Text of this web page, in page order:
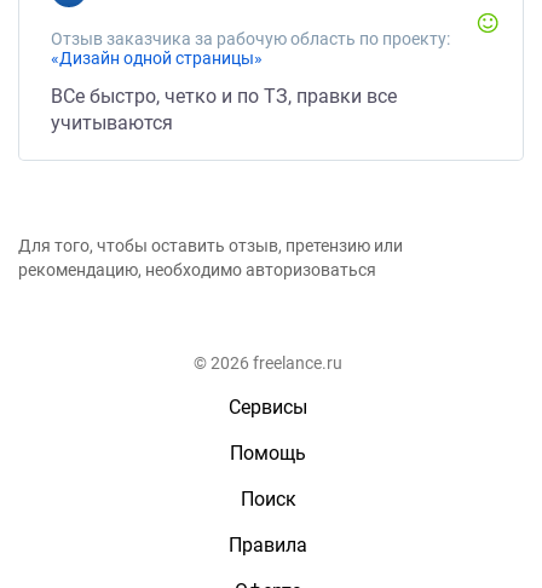
Отзыв заказчика за рабочую область по проекту:
«Дизайн одной страницы»
ВСе быстро, четко и по ТЗ, правки все
учитываются
Для того, чтобы оставить отзыв, претензию или
рекомендацию, необходимо авторизоваться
© 2026 freelance.ru
Сервисы
Помощь
Поиск
Правила